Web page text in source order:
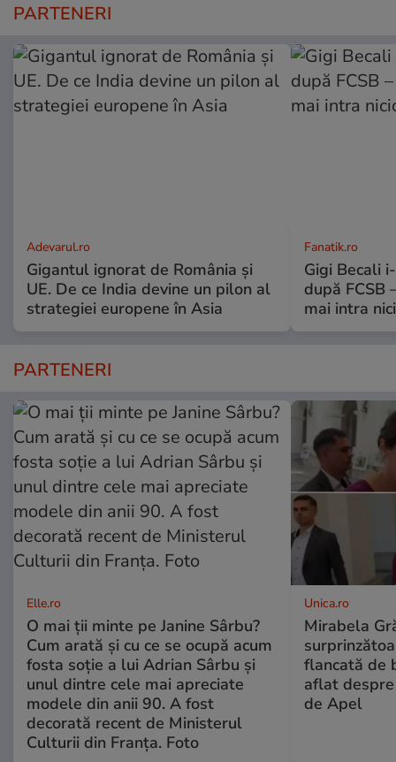
PARTENERI
Adevarul.ro
Gigantul ignorat de România și
UE. De ce India devine un pilon al
strategiei europene în Asia
Fanatik.ro
Gigi Becali
după FCSB
mai intra
PARTENERI
Elle.ro
O mai ții minte pe Janine Sârbu?
Cum arată și cu ce se ocupă acum
fosta soție a lui Adrian Sârbu și
unul dintre cele mai apreciate
modele din anii 90. A fost
decorată recent de Ministerul
Culturii din Franța. Foto
Unica.ro
Mirabela
flancată de
aflat
de Apel